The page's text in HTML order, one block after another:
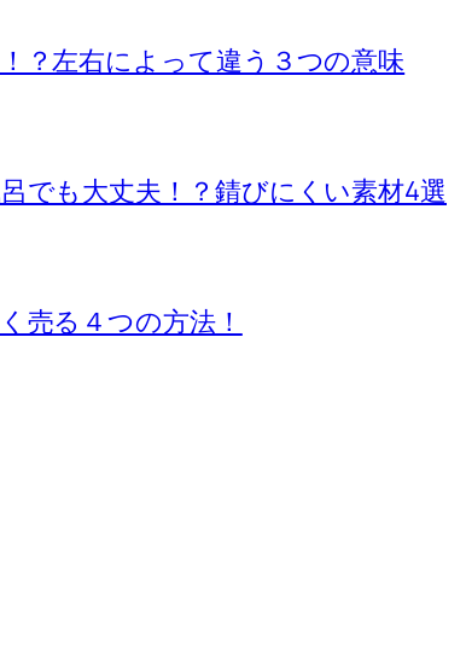
？左右によって違う３つの意味
でも大丈夫！？錆びにくい素材4選
売る４つの方法！